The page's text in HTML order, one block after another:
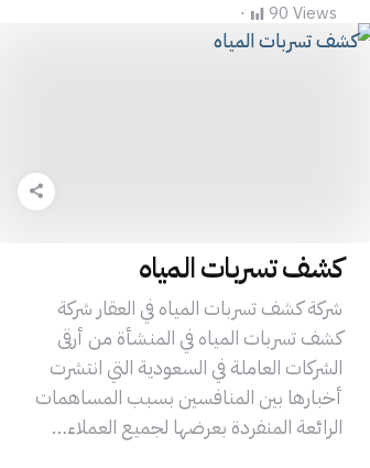
90 Views
كشف تسربات المياه
شركة كشف تسربات المياه في العقار شركة
كشف تسربات المياه في المنشأة من أرقى
الشركات العاملة في السعودية التي انتشرت
أخبارها بين المنافسين بسبب المساهمات
الرائعة المنفردة بعرضها لجميع العملاء…